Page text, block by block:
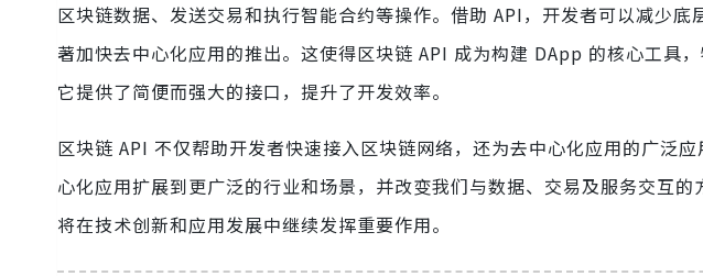
区块链数据、发送交易和执行智能合约等操作。借助 API，开发者可以减少
著加快去中心化应用的推出。这使得区块链 API 成为构建 DApp 的核心工具
它提供了简便而强大的接口，提升了开发效率。
区块链 API 不仅帮助开发者快速接入区块链网络，还为去中心化应用的广泛
心化应用扩展到更广泛的行业和场景，并改变我们与数据、交易及服务交互
将在技术创新和应用发展中继续发挥重要作用。